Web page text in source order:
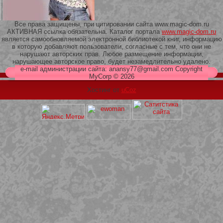
209 Белая кофта из ленточного
кружева
Все права защищены, при цитировании сайта www.magic-dom.ru
АКТИВНАЯ ссылка обязательна. Каталог портала www.magic-dom.ru
является самообновляемой электронной библиотекой книг, информацию
в которую добавляют пользователи, согласные с тем, что они не
нарушают авторских прав. Любое размещение информации,
нарушающее авторское право, будет незамедлительно удалено.
e-mail администрации сайта: anansy77@gmail.com Copyright
MyCorp © 2026
Хостинг от uCoz